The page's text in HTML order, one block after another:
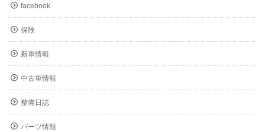
facebook
保険
新車情報
中古車情報
整備日誌
パーツ情報